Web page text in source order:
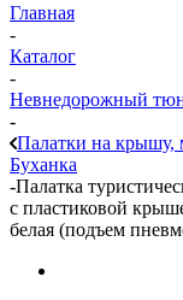
Главная
-
Каталог
-
Невнедорожный
-
Палатки на крышу,
Буханка
-Палатка
с пластиковой
белая (подъем